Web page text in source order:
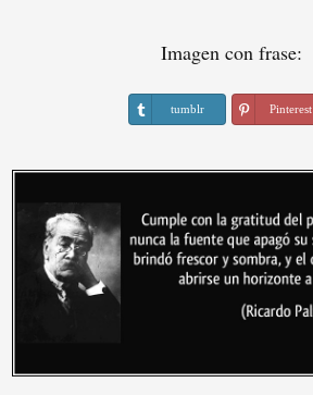
Imagen con frase:
tumblr Pinterest